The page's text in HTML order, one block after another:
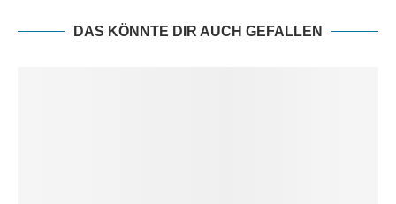
DAS KÖNNTE DIR AUCH GEFALLEN